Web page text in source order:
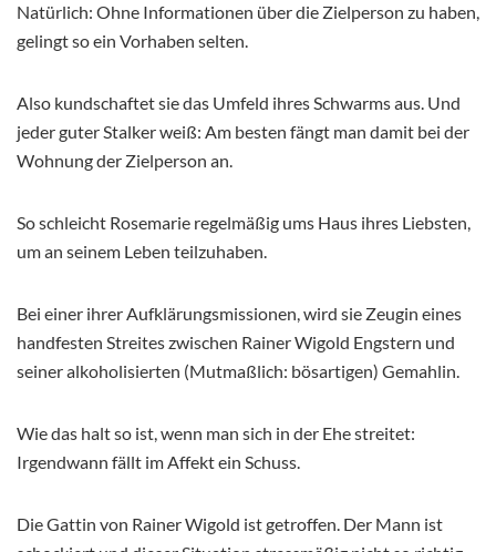
Natürlich: Ohne Informationen über die Zielperson zu haben,
gelingt so ein Vorhaben selten.
Also kundschaftet sie das Umfeld ihres Schwarms aus. Und
jeder guter Stalker weiß: Am besten fängt man damit bei der
Wohnung der Zielperson an.
So schleicht Rosemarie regelmäßig ums Haus ihres Liebsten,
um an seinem Leben teilzuhaben.
Bei einer ihrer Aufklärungsmissionen, wird sie Zeugin eines
handfesten Streites zwischen Rainer Wigold Engstern und
seiner alkoholisierten (Mutmaßlich: bösartigen) Gemahlin.
Wie das halt so ist, wenn man sich in der Ehe streitet:
Irgendwann fällt im Affekt ein Schuss.
Die Gattin von Rainer Wigold ist getroffen. Der Mann ist